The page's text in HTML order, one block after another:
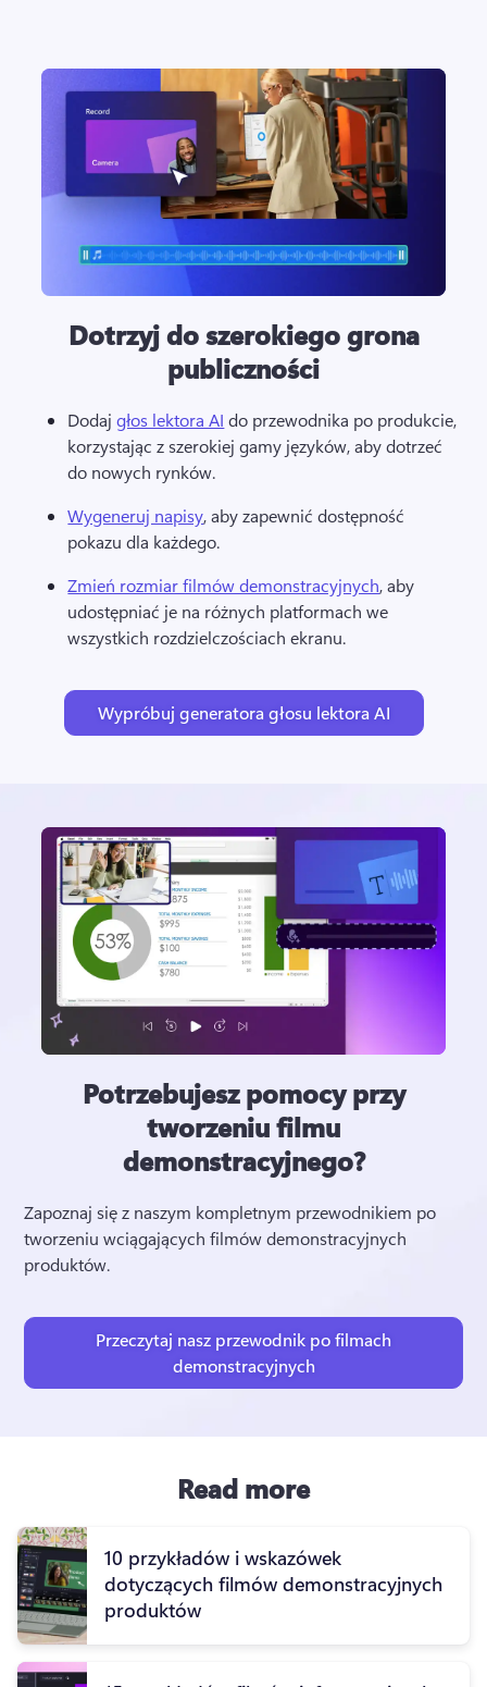
Dotrzyj do szerokiego grona
publiczności
Dodaj głos lektora AI do przewodnika po produkcie,
korzystając z szerokiej gamy języków, aby dotrzeć
do nowych rynków.
Wygeneruj napisy, aby zapewnić dostępność
pokazu dla każdego.
Zmień rozmiar filmów demonstracyjnych, aby
udostępniać je na różnych platformach we
wszystkich rozdzielczościach ekranu.
Wypróbuj generatora głosu lektora AI
Potrzebujesz pomocy przy
tworzeniu filmu
demonstracyjnego?
Zapoznaj się z naszym kompletnym przewodnikiem po
tworzeniu wciągających filmów demonstracyjnych
produktów.
Przeczytaj nasz przewodnik po filmach
demonstracyjnych
Read more
10 przykładów i wskazówek
dotyczących filmów demonstracyjnych
produktów